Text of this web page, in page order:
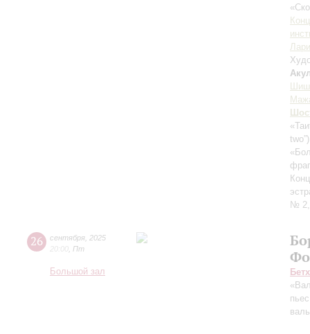
№ 2,
26 сентября 2025
20:00 Пт
Большой зал